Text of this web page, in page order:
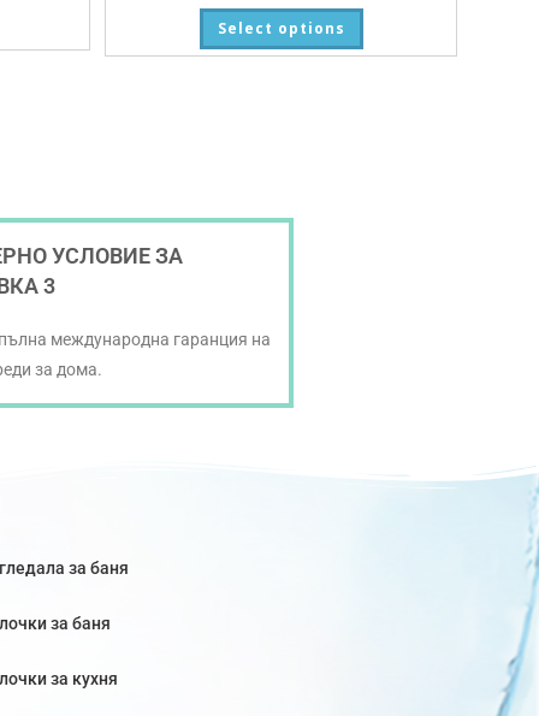
Select options
УСЛОВИЕ ЗА
3
международна гаранция на
за дома.
за баня
за баня
за кухня